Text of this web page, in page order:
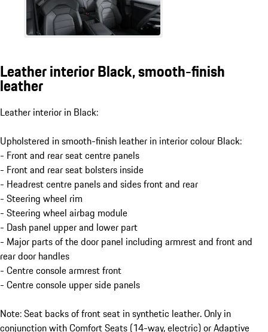
Leather interior Black, smooth-finish
leather
Leather interior in Black:
Upholstered in smooth-finish leather in interior colour Black:
- Front and rear seat centre panels
- Front and rear seat bolsters inside
- Headrest centre panels and sides front and rear
- Steering wheel rim
- Steering wheel airbag module
- Dash panel upper and lower part
- Major parts of the door panel including armrest and front and
rear door handles
- Centre console armrest front
- Centre console upper side panels
Note: Seat backs of front seat in synthetic leather. Only in
conjunction with Comfort Seats (14-way, electric) or Adaptive